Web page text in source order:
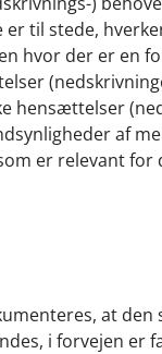
er til stede,
hvor der er en
hensættelser
af
er relevant
at den
i forvejen er